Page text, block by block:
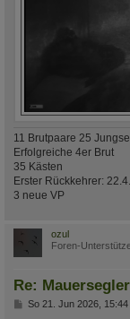
11 Brutpaare 25
Erfolgreiche 4er Brut
35 Kästen
Erster Rückkehrer:
3 neue VP
ozul
Foren-
Re:
BSo 21. Jun 2026, 15:44